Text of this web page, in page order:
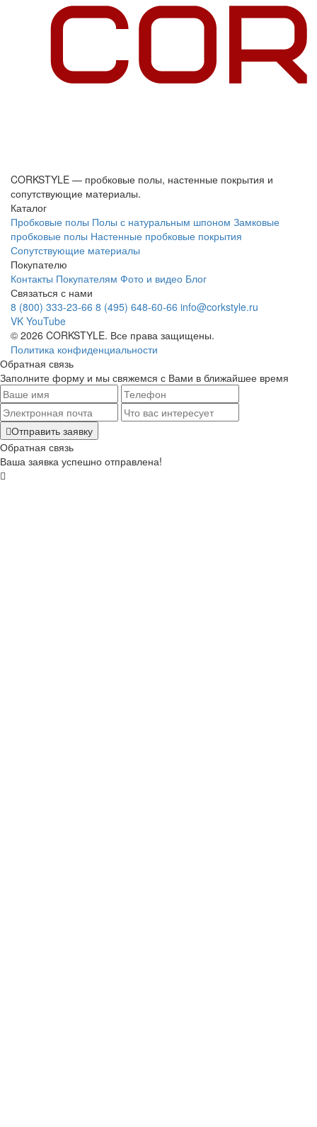
CORKSTYLE — пробковые полы, настенные покрытия и
сопутствующие материалы.
Каталог
Пробковые полы Полы с натуральным шпоном Замковые
пробковые полы Настенные пробковые покрытия
Сопутствующие материалы
Покупателю
Контакты Покупателям Фото и видео Блог
Связаться с нами
8 (800) 333-23-66 8 (495) 648-60-66 info@corkstyle.ru
VK YouTube
© 2026 CORKSTYLE. Все права защищены.
Политика конфиденциальности
Обратная связь
Заполните форму и мы свяжемся с Вами в ближайшее время
Отправить заявку
Обратная связь
Ваша заявка успешно отправлена!